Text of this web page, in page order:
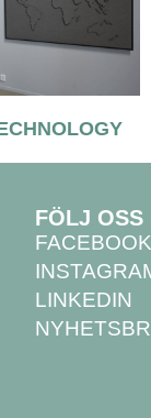
FÖLJ OSS
FACEBOOK
LINKEDIN